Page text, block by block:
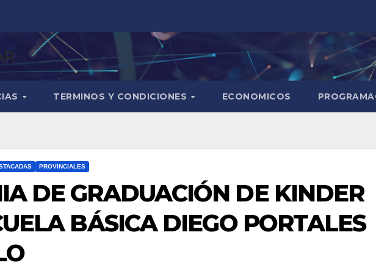
TERMINOS Y CONDICIONES ECONOMICOS
PROVINCIALES
DE GRADUACIÓN DE KINDER
BÁSICA DIEGO PORTALES